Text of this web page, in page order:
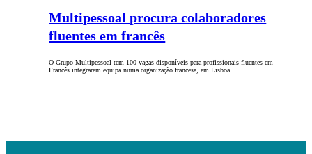
Multipessoal procura colaboradores
fluentes em francês
O Grupo Multipessoal tem 100 vagas disponíveis para profissionais fluentes em
Francês integrarem equipa numa organização francesa, em Lisboa.